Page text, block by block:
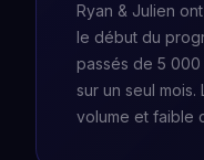
Ryan & Julien
le début du
passés de 5
sur un seul
volume et faible